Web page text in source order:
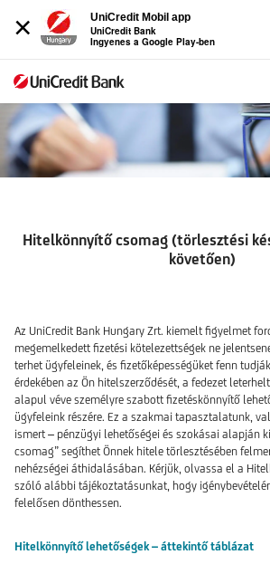
×
UniCredit Mobil app
UniCredit Bank
Ingyenes a Google Play-ben
Hitelkönnyítő
csomag
Hitelkönnyítő csomag (törlesztési
követően)
Az UniCredit Bank Hungary Zrt. kiemelt figyelmet
megemelkedett fizetési kötelezettségek ne
terhet ügyfeleinek, és fizetőképességüket fenn
érdekében az Ön hitelszerződését, a fedezet
alapul véve személyre szabott fizetéskönnyítő
ügyfeleink részére. Ez a szakmai tapasztalatunk,
ismert – pénzügyi lehetőségei és szokásai alapján
csomag” segíthet Önnek hitele törlesztésében
nehézségei áthidalásában. Kérjük, olvassa el a
szóló alábbi tájékoztatásunkat, hogy
felelősen dönthessen.
Hitelkönnyítő lehetőségek – áttekintő táblázat